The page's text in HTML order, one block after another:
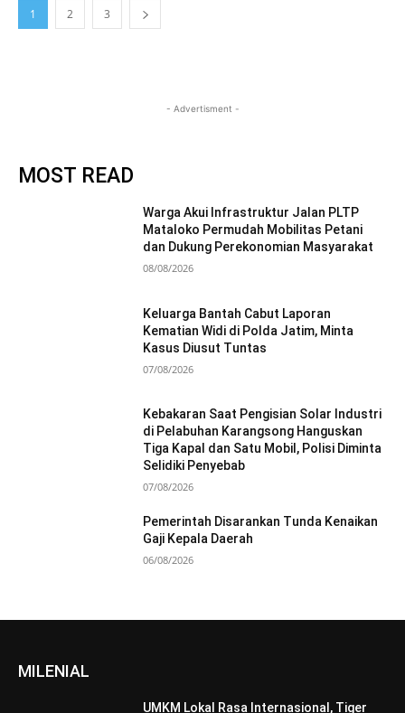
1 2 3
- Advertisment -
MOST READ
Warga Akui Infrastruktur Jalan PLTP
Mataloko Permudah Mobilitas Petani
dan Dukung Perekonomian Masyarakat
08/08/2026
Keluarga Bantah Cabut Laporan
Kematian Widi di Polda Jatim, Minta
Kasus Diusut Tuntas
07/08/2026
Kebakaran Saat Pengisian Solar Industri
di Pelabuhan Karangsong Hanguskan
Tiga Kapal dan Satu Mobil, Polisi Diminta
Selidiki Penyebab
07/08/2026
Pemerintah Disarankan Tunda Kenaikan
Gaji Kepala Daerah
06/08/2026
MILENIAL
UMKM Lokal Rasa Internasional, Tiger